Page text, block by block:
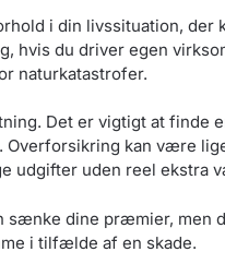
i din livssituation,
hvis du driver egen
naturkatastrofer.
Det er vigtigt at finde
kan være
udgifter uden reel ekstra
dine præmier, men
i tilfælde af en skade.